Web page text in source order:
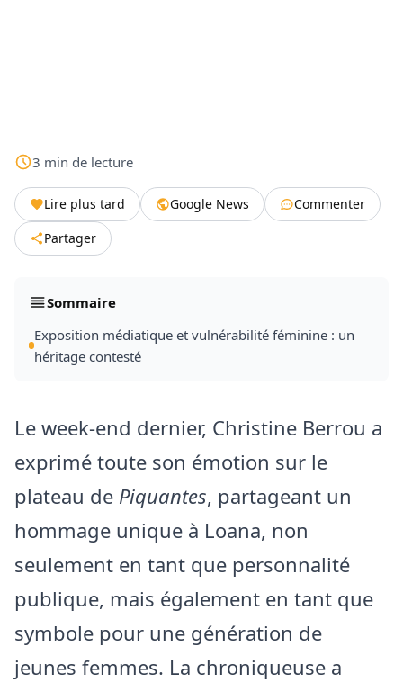
3 min de lecture
Lire plus tard Google News
Commenter
Partager
Sommaire
Exposition médiatique et vulnérabilité féminine : un
héritage contesté
Le week-end dernier, Christine Berrou a
exprimé toute son émotion sur le
plateau de Piquantes, partageant un
hommage unique à Loana, non
seulement en tant que personnalité
publique, mais également en tant que
symbole pour une génération de
jeunes femmes. La chroniqueuse a